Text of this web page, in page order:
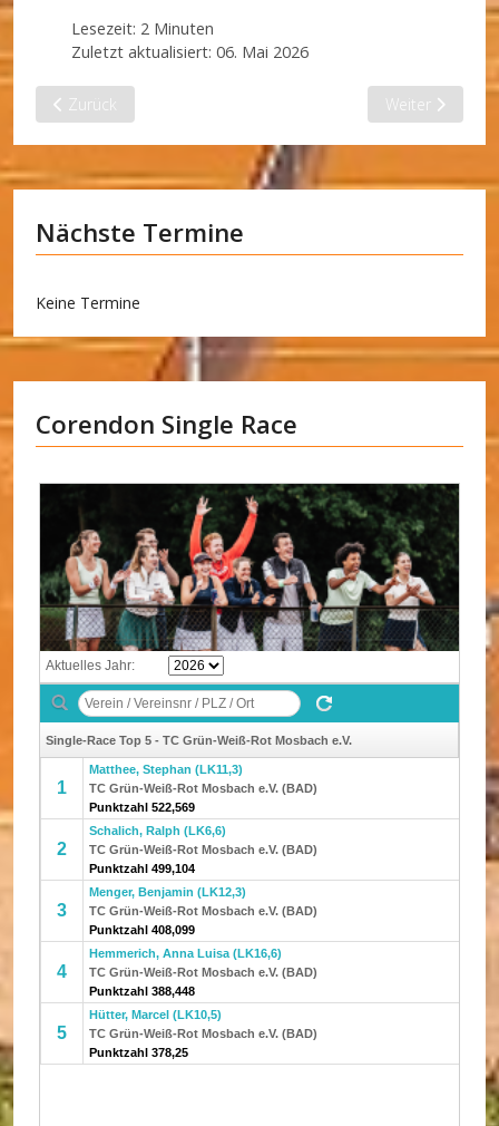
Lesezeit: 2 Minuten
Zuletzt aktualisiert: 06. Mai 2026
Vorheriger Beitrag: Vorletzter Hallenspieltag
Zurück Nächster
Weiter
Nächste Termine
Keine Termine
Corendon Single Race